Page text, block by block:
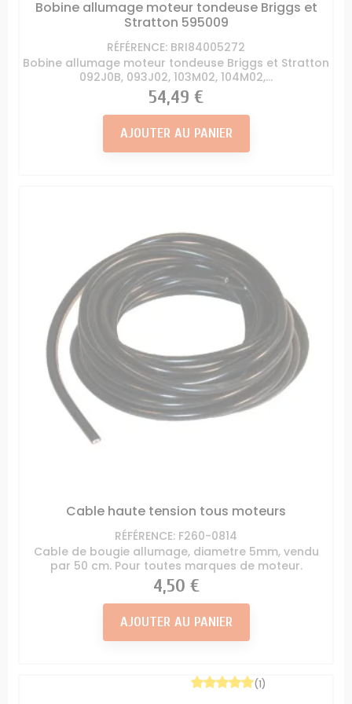
Bobine allumage moteur tondeuse Briggs et
Stratton 595009
RÉFÉRENCE: BRI84005272
Bobine allumage moteur tondeuse Briggs et Stratton
092J0B, 093J02, 103M02, 104M02,...
Prix
54,49 €
AJOUTER AU PANIER
Cable haute tension tous moteurs
RÉFÉRENCE: F260-0814
Cable de bougie allumage, diametre 5mm, vendu
par 50 cm. Pour toutes marques de moteur.
Prix
4,50 €
AJOUTER AU PANIER
(1)